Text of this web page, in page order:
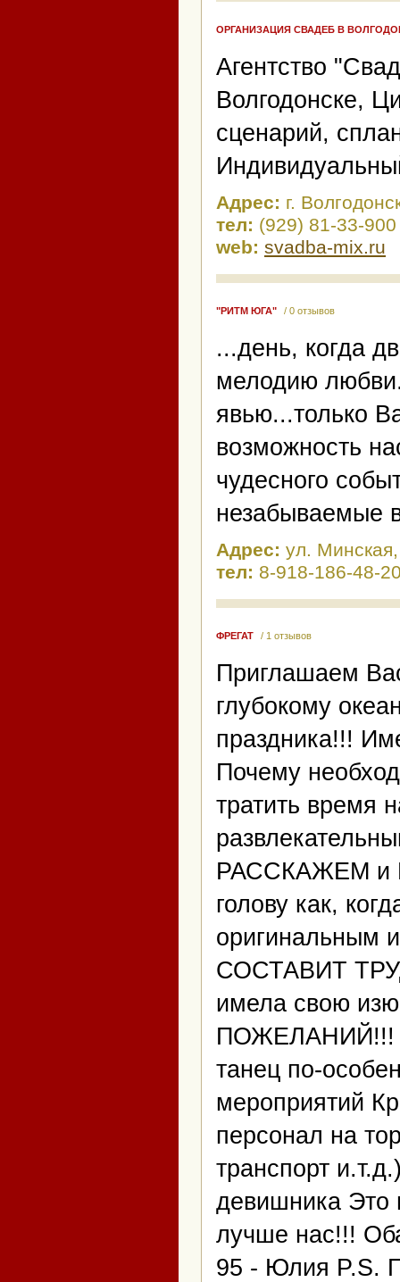
ОРГАНИЗАЦИЯ СВАДЕБ В
Агентство
Волгодонске,
сценарий,
Адрес: г.
тел: (929) 81-33-900
web: svadba-mix.ru
"РИТМ ЮГА" / 0 отзывов
...день, когда
мелодию
явью...только
возможность
чудесного
незабываемые
Адрес: ул.
тел: 8-918-186-48-
ФРЕГАТ / 1 отзывов
Приглашаем
глубокому
праздника!!!
Почему
тратить время
РАССКАЖЕМ и
голову как,
СОСТАВИТ
имела свою
ПОЖЕЛАНИЙ!!! -
танец по-
мероприятий
персонал на
транспорт
девишника Это
лучше нас!!!
95 - Юлия P.S.